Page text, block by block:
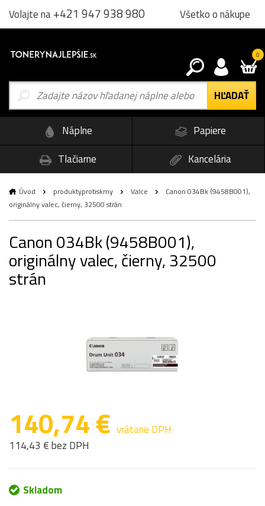
Volajte na+421 947 938 980 Všetko o nákupe
0
Náplne
Papiere
Tlačiarne
Kancelária
Úvod produktyprotiskrny Valce
Canon 034Bk (9458B001),
originálny valec, čierny, 32500 strán
Canon 034Bk (9458B001),
originálny valec, čierny, 32500
strán
140,74 € vrátane DPH
114,43 € bez DPH
Skladom